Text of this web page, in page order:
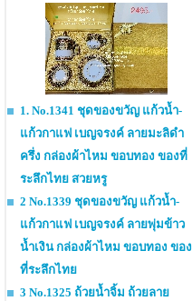
1. No.1341 ชุดของขวัญ แก้วน้ำ-
แก้วกาแฟ เบญจรงค์ ลายมะลิดำ
ครึ่ง กล่องผ้าไหม ขอบทอง ของที่
ระลึกไทย สวยหรู
2 No.1339 ชุดของขวัญ แก้วน้ำ-
แก้วกาแฟ เบญจรงค์ ลายพุ่มข้าว
น้ำเงิน กล่องผ้าไหม ขอบทอง ของ
ที่ระลึกไทย
3 No.1325 ถ้วยน้ำจิ้ม ถ้วยลาย